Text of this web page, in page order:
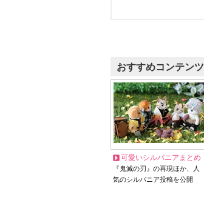
おすすめコンテンツ
可愛いシルバニアまとめ
『鬼滅の刃』の再現ほか、人
気のシルバニア投稿を公開